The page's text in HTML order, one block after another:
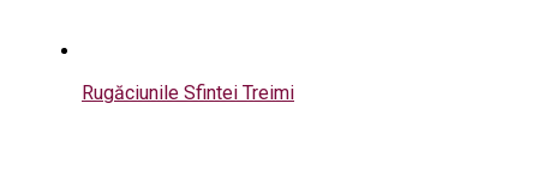
Rugăciunile Sfintei Treimi